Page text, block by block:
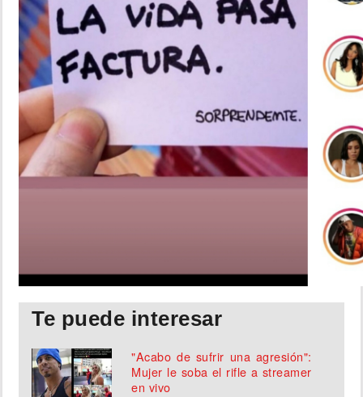
Te puede interesar
"Acabo de sufrir una agresión":
Mujer le soba el rifle a streamer
en vivo